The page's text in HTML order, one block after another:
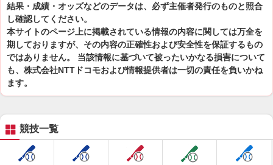
結果・成績・オッズなどのデータは、必ず主催者発行のものと照合
し確認してください。
本サイトのページ上に掲載されている情報の内容に関しては万全を
期しておりますが、その内容の正確性および安全性を保証するもの
ではありません。 当該情報に基づいて被ったいかなる損害について
も、株式会社NTTドコモおよび情報提供者は一切の責任を負いかね
ます。
競技一覧